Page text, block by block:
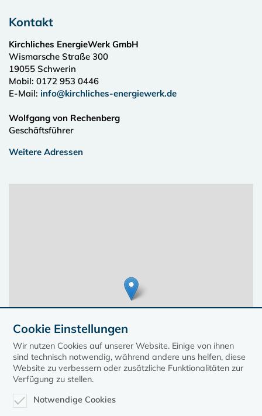
Kontakt
Kirchliches EnergieWerk GmbH
Wismarsche Straße 300
19055 Schwerin
Mobil: 0172 953 0446
E-Mail: info@kirchliches-energiewerk.de
Wolfgang von Rechenberg
Geschäftsführer
Weitere Adressen
Cookie Einstellungen
Wir nutzen Cookies auf unserer Website. Einige von ihnen
sind technisch notwendig, während andere uns helfen, diese
Website zu verbessern oder zusätzliche Funktionalitäten zur
Verfügung zu stellen.
Notwendige Cookies